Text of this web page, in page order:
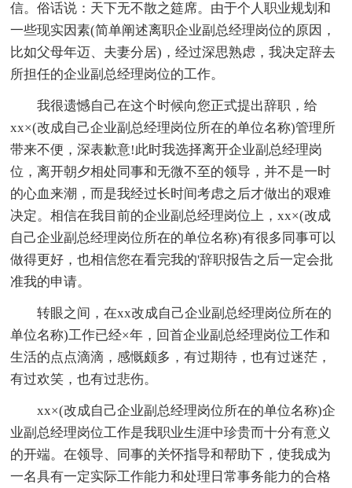
信。俗话说：天下无不散之筵席。由于个人职业规划和
一些现实因素(简单阐述离职企业副总经理岗位的原因，
比如父母年迈、夫妻分居)，经过深思熟虑，我决定辞去
所担任的企业副总经理岗位的工作。
我很遗憾自己在这个时候向您正式提出辞职，给
xx×(改成自己企业副总经理岗位所在的单位名称)管理所
带来不便，深表歉意!此时我选择离开企业副总经理岗
位，离开朝夕相处同事和无微不至的领导，并不是一时
的心血来潮，而是我经过长时间考虑之后才做出的艰难
决定。相信在我目前的企业副总经理岗位上，xx×(改成
自己企业副总经理岗位所在的单位名称)有很多同事可以
做得更好，也相信您在看完我的'辞职报告之后一定会批
准我的申请。
转眼之间，在xx改成自己企业副总经理岗位所在的
单位名称)工作已经×年，回首企业副总经理岗位工作和
生活的点点滴滴，感慨颇多，有过期待，也有过迷茫，
有过欢笑，也有过悲伤。
xx×(改成自己企业副总经理岗位所在的单位名称)企
业副总经理岗位工作是我职业生涯中珍贵而十分有意义
的开端。在领导、同事的关怀指导和帮助下，使我成为
一名具有一定实际工作能力和处理日常事务能力的合格